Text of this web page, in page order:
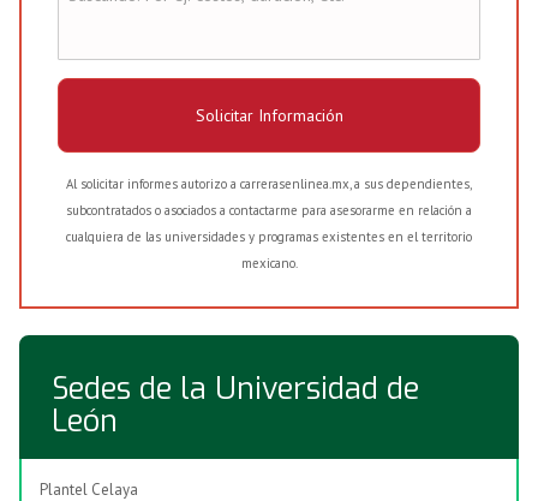
Solicitar Información
Al solicitar informes autorizo a carrerasenlinea.mx, a sus dependientes,
subcontratados o asociados a contactarme para asesorarme en relación a
cualquiera de las universidades y programas existentes en el territorio
mexicano.
Sedes de la Universidad de
León
Plantel Celaya